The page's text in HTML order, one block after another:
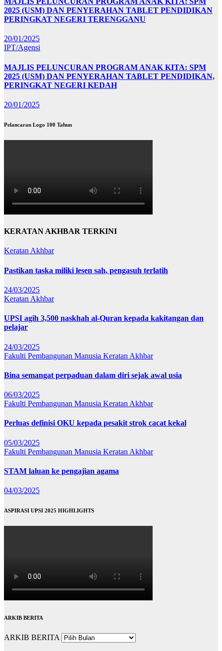
2025 (USM) DAN PENYERAHAN TABLET PENDIDIKAN
PERINGKAT NEGERI TERENGGANU
20/01/2025
IPT/Agensi
MAJLIS PELUNCURAN PROGRAM ANAK KITA: SPM
2025 (USM) DAN PENYERAHAN TABLET PENDIDIKAN,
PERINGKAT NEGERI KEDAH
20/01/2025
Pelancaran Logo 100 Tahun
KERATAN AKHBAR TERKINI
Keratan Akhbar
Pastikan taska miliki lesen sah, pengasuh terlatih
24/03/2025
Keratan Akhbar
UPSI agih 3,500 naskhah al-Quran kepada kakitangan dan
pelajar
24/03/2025
Fakulti Pembangunan Manusia Keratan Akhbar
Bina semangat perpaduan dalam diri sejak awal usia
06/03/2025
Fakulti Pembangunan Manusia Keratan Akhbar
Perluas definisi OKU kepada pesakit strok cacat kekal
05/03/2025
Fakulti Pembangunan Manusia Keratan Akhbar
STAM laluan ke pengajian agama
04/03/2025
ASPIRASI UPSI 2025 HIGHLIGHTS
ARKIB BERITA
ARKIB BERITA